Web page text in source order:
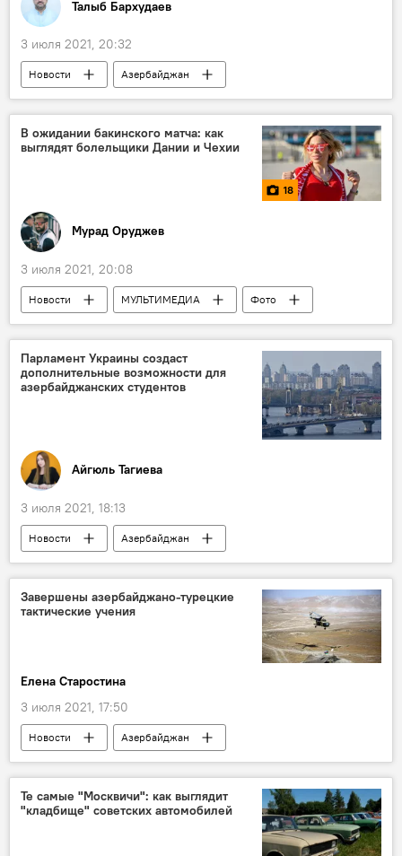
Талыб Бархудаев
3 июля 2021, 20:32
Новости
Азербайджан
Происшествия
ЖИЗНЬ
Экономика
ТЕХНОЛОГИИ
Колумнисты
Блэкаут
госчиновники
В ожидании бакинского матча: как
выглядят болельщики Дании и Чехии
18
Мурад Оруджев
3 июля 2021, 20:08
Новости МУЛЬТИМЕДИА
Фото
Матчи ЕВРО-2020 в Баку
Азербайджан
Новости мира
ЖИЗНЬ
матч
Евро-2020
Дания
Парламент Украины создаст
дополнительные возможности для
азербайджанских студентов
Айгюль Тагиева
3 июля 2021, 18:13
Новости
Азербайджан
Новости мира
ЖИЗНЬ
Украина
возможности
Завершены азербайджано-турецкие
тактические учения
Елена Старостина
3 июля 2021, 17:50
Новости
Азербайджан
Новости мира
ЖИЗНЬ
Политика
учения
Министерство обороны АР
Турция
Те самые "Москвичи": как выглядит
"кладбище" советских автомобилей